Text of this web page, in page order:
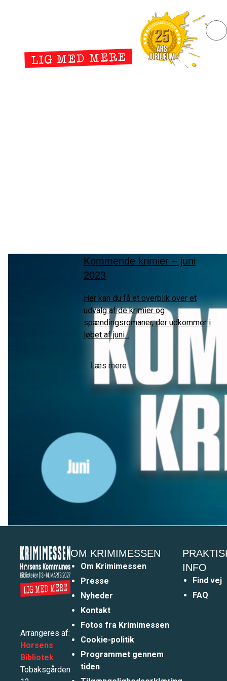
Kommende krimier – juni
2023
Her kan du få et overblik over et
udvalg af de krimier og
spændingsromaner, der udkommer i
løbet af juni...
Læs mere
Arrangeres af:
Horsens
Bibliotek
Tobaksgården
OM KRIMIMESSEN
Om Krimimessen
Presse
Nyheder
Kontakt
Fotos fra Krimimessen
Cookie-politik
Programmet gennem
tiden
INFO
Find vej
FAQ